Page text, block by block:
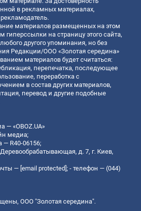
в рекламных материалах,
материалов размещенных на этом
гиперссылки на страницу этого сайта,
другого упоминания, но без
Редакции/ООО «Золотая середина»
материалов будет считаться:
перепечатка, последующее
переработка с
в состав других материалов,
перевод и другие подобные
— «OBOZ.UA»
медиа;
R40-06156;
д. 7, г. Киев,
— [email protected]; - телефон — (044)
ООО "Золотая середина".